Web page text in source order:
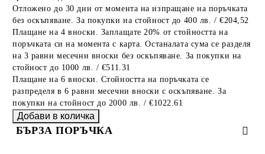
Отложено до 30 дни от момента на изпращане на поръчката
без оскъпяване. За покупки на стойност до 400 лв. / €204,52
Плащане на 4 вноски. Заплащате 20% от стойността на
поръчката си на момента с карта. Останалата сума се разделя
на 3 равни месечни вноски без оскъпяване. За покупки на
стойност до 1000 лв. / €511.31
Плащане на 6 вноски. Стойността на поръчката се
разпределя в 6 равни месечни вноски с оскъпяване. За
покупки на стойност до 2000 лв. / €1022.61
БЪРЗА ПОРЪЧКА